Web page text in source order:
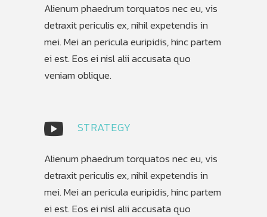
Alienum phaedrum torquatos nec eu, vis
detraxit periculis ex, nihil expetendis in
mei. Mei an pericula euripidis, hinc partem
ei est. Eos ei nisl alii accusata quo
veniam oblique.
STRATEGY
Alienum phaedrum torquatos nec eu, vis
detraxit periculis ex, nihil expetendis in
mei. Mei an pericula euripidis, hinc partem
ei est. Eos ei nisl alii accusata quo